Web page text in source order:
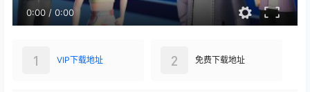
0:00 / 0:00
VIP下载地址
1 免费下载地址
2